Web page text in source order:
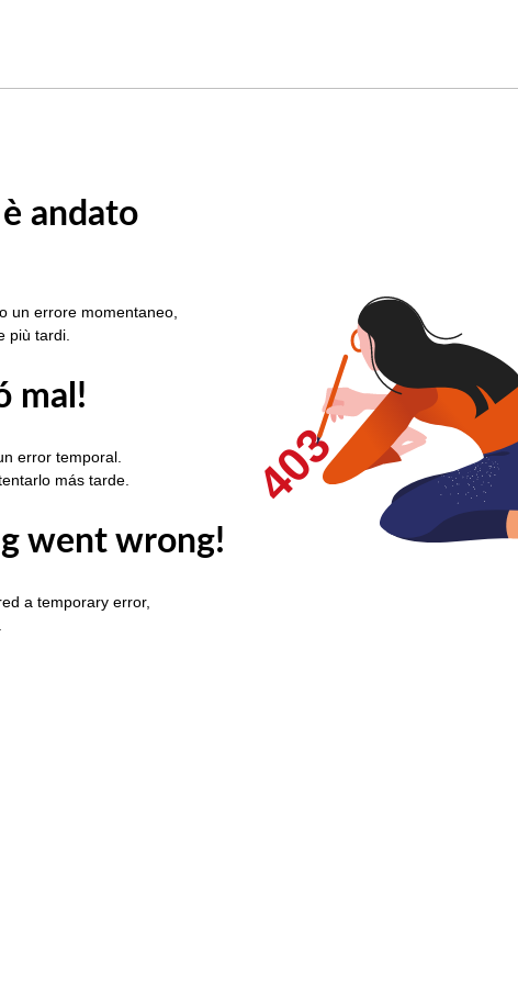
andato
un errore momentaneo,
più tardi.
mal!
error temporal.
más tarde.
went wrong!
a temporary error,
403